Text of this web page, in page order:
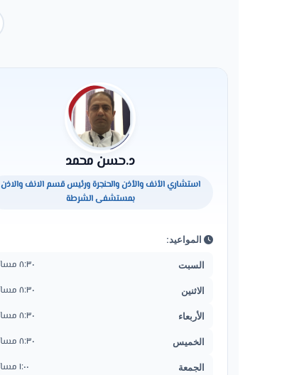
د.حسن محمد
استشاري الأنف والأذن والحنجرة ورئيس قسم الانف والاذن
بمستشفى الشرطة
المواعيد:
السبت
٨:٣٠ مساءً
الاثنين ٨:٣٠ مساءً
الأربعاء ٨:٣٠ مساءً
الخميس ٨:٣٠ مساءً
الجمعة ١:٠٠ مساءً